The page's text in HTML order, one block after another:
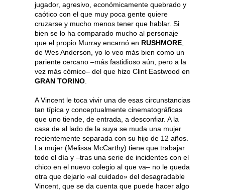
jugador, agresivo, económicamente quebrado y
caótico con el que muy poca gente quiere
cruzarse y mucho menos tener que hablar. Si
bien se lo ha comparado mucho al personaje
que el propio Murray encarnó en RUSHMORE,
de Wes Anderson, yo lo veo más bien como un
pariente cercano –más fastidioso aún, pero a la
vez más cómico– del que hizo Clint Eastwood en
GRAN TORINO.
A Vincent le toca vivir una de esas circunstancias
tan típica y conceptualmente cinematográficas
que uno tiende, de entrada, a desconfiar. A la
casa de al lado de la suya se muda una mujer
recientemente separada con su hijo de 12 años.
La mujer (Melissa McCarthy) tiene que trabajar
todo el día y –tras una serie de incidentes con el
chico en el nuevo colegio al que va– no le queda
otra que dejarlo «al cuidado» del desagradable
Vincent, que se da cuenta que puede hacer algo